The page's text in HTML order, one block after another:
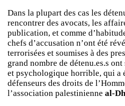
Dans la plupart des cas les
rencontrer des avocats, les
publication, et comme
chefs d’accusation n’ont été
terrorisées et soumises à des
grand nombre de détenu.es.s
et psychologique horrible, qui a
défenseurs des droits de
l’association palestinienne al-